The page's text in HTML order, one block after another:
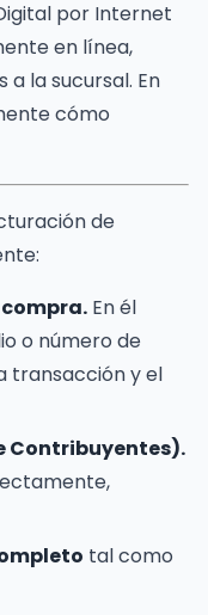
por Internet
en línea,
la sucursal. En
cómo
de
En él
o número de
transacción y el
Contribuyentes).
tal como